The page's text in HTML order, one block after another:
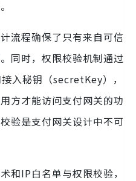
流程确保了只有来自可信
同时，权限校验机制通过
入秘钥（secretKey），
方才能访问支付网关的功
验是支付网关设计中不可
和IP白名单与权限校验，